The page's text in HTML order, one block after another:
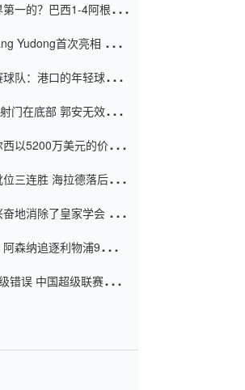
一的？巴西1-4阿根
Yudong首次亮相 中国
队：港口的年轻球员在
门在底部 郭安无效传球
以5200万美元的价格
三连胜 海拉德落后6球
地消除了皇家学会 安
森纳追逐利物浦9分 曼
错误 中国超级联赛的前